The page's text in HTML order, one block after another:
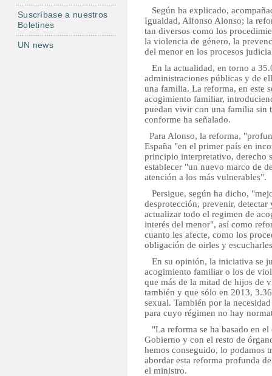
Según ha explicado,
Igualdad, Alfonso Alonso; la
tan diversos como los
la violencia de género, la
del menor en los procesos
En la actualidad, en torno a
administraciones públicas y de
una familia. La reforma, en este
acogimiento familiar,
puedan vivir con una familia sin
conforme ha señalado.
Para Alonso, la reforma,
España "en el primer país en
principio interpretativo, derecho
establecer "un nuevo marco de
atención a los más vulnerables".
Persigue, según ha dicho,
desprotección, prevenir, detectar
actualizar todo el regimen de
interés del menor", así como
cuanto les afecte, como los
obligación de oirles y
En su opinión, la iniciativa se
acogimiento familiar o los de
que más de la mitad de hijos de
también y que sólo en 2013,
sexual. También por la
para cuyo régimen no hay
"La reforma se ha basado en el
Gobierno y con el resto de
hemos conseguido, lo podamos
abordar esta reforma profunda
el ministro.
Suscríbase a nuestros
Boletines
UN news